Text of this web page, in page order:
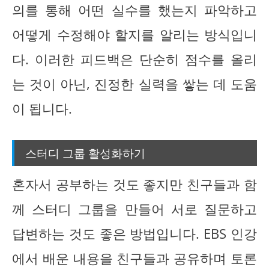
의를 통해 어떤 실수를 했는지 파악하고
어떻게 수정해야 할지를 알리는 방식입니
다. 이러한 피드백은 단순히 점수를 올리
는 것이 아닌, 진정한 실력을 쌓는 데 도움
이 됩니다.
스터디 그룹 활성화하기
혼자서 공부하는 것도 좋지만 친구들과 함
께 스터디 그룹을 만들어 서로 질문하고
답변하는 것도 좋은 방법입니다. EBS 인강
에서 배운 내용을 친구들과 공유하며 토론